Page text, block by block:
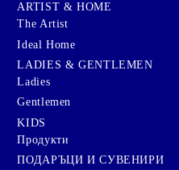
ARTIST & HOME
The Artist
Ideal Home
LADIES & GENTLEMEN
Ladies
Gentlemen
KIDS
Продукти
ПОДАРЪЦИ И СУВЕНИРИ